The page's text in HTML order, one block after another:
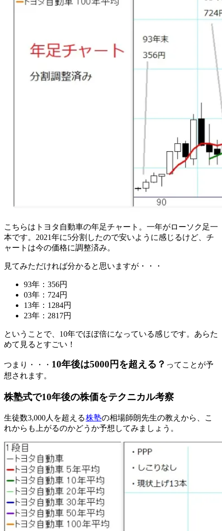
こちらはトヨタ自動車の年足チャート。一年がローソク足一
本です。2021年に5分割したので安いように感じるけど、チ
ャートは今の価格に調整済み。
見てみただければ分かると思いますが・・・
93年：356円
03年：724円
13年：1284円
23年：2817円
ということで、10年でほぼ倍になっている感じです。あらた
めて見るとすごい！
つまり・・・ 10年後は5000円を超える？ ってことが予
想されます。
株塾式で10年後の株価をテクニカル考察
生徒数3,000人を超える株塾の相場師朗先生の教えから、こ
れからも上がるのかどうか予想してみましょう。